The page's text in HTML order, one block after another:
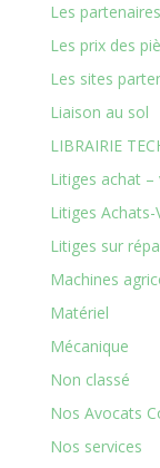
Les
Les prix des
Les sites
Liaison au sol
LIBRAIRIE
Litiges achat –
Litiges Achats-
Litiges sur
Machines
Matériel
Mécanique
Non classé
Nos Avocats
Nos services